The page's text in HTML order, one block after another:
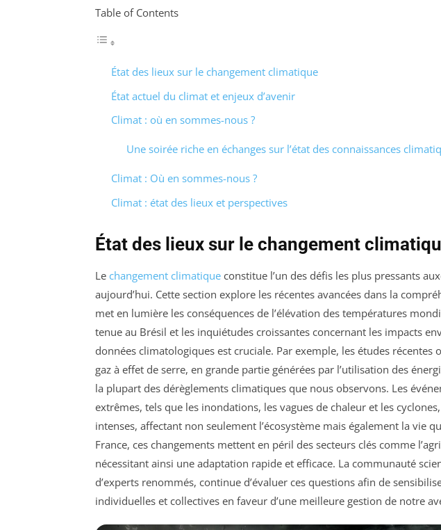
Table of Contents
État des lieux sur le changement climatique
État actuel du climat et enjeux d’avenir
Climat : où en sommes-nous ?
Une soirée riche en échanges sur l’état des connaissances
Climat : Où en sommes-nous ?
Climat : état des lieux et perspectives
État des lieux sur le changement
Le changement climatique constitue l’un des défis les plus pressants
aujourd’hui. Cette section explore les récentes avancées dans la
met en lumière les conséquences de l’élévation des températures
tenue au Brésil et les inquiétudes croissantes concernant les impacts
données climatologiques est cruciale. Par exemple, les études récentes
gaz à effet de serre, en grande partie générées par l’utilisation des
la plupart des dérèglements climatiques que nous observons. Les
extrêmes, tels que les inondations, les vagues de chaleur et les
intenses, affectant non seulement l’écosystème mais également la vie
France, ces changements mettent en péril des secteurs clés comme
nécessitant ainsi une adaptation rapide et efficace. La communauté
d’experts renommés, continue d’évaluer ces questions afin de
individuelles et collectives en faveur d’une meilleure gestion de notre